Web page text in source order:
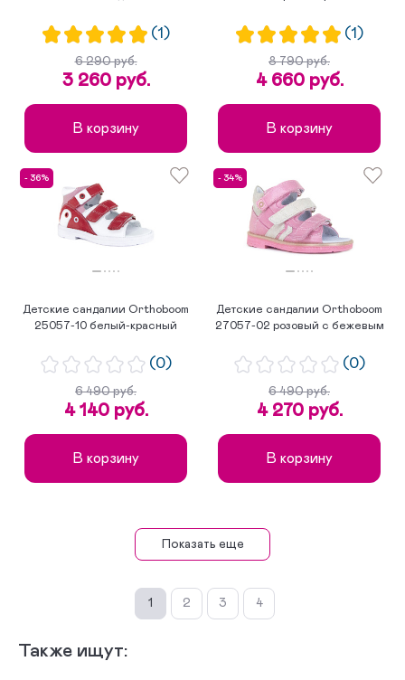
(1)
6 290 руб.
3 260 руб.
В корзину
(1)
8 790 руб.
4 660 руб.
В корзину
- 36%
Детские сандалии Orthoboom
25057-10 белый-красный
(0)
6 490 руб.
4 140 руб.
В корзину
- 34%
Детские сандалии Orthoboom
27057-02 розовый с бежевым
(0)
6 490 руб.
4 270 руб.
В корзину
Показать еще
1 2 3 4
Также ищут: